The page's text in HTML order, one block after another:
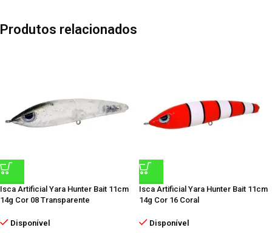
Produtos relacionados
Isca Artificial Yara Hunter Bait 11cm
14g Cor 08 Transparente
Disponível
Isca Artificial Yara Hunter Bait 11cm
14g Cor 16 Coral
Disponível